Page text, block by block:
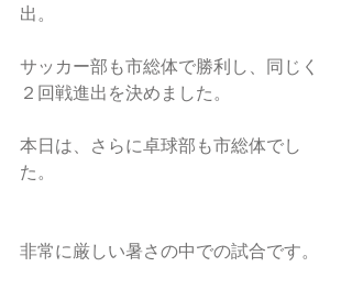
出。
サッカー部も市総体で勝利し、同じく
２回戦進出を決めました。
本日は、さらに卓球部も市総体でし
た。
非常に厳しい暑さの中での試合です。